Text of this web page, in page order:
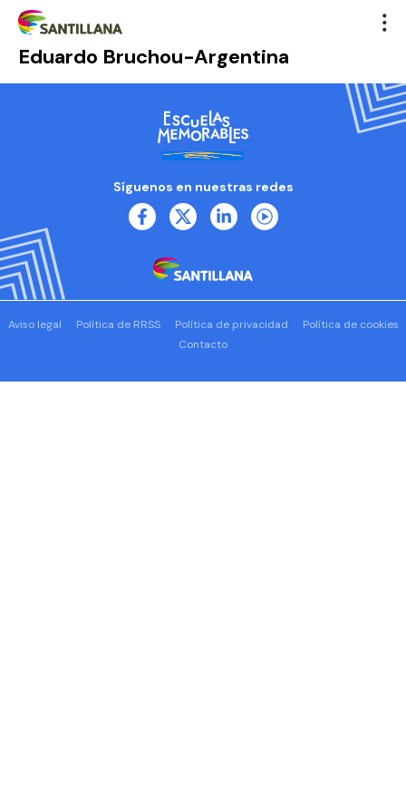
Eduardo Bruchou-Argentina
Síguenos en nuestras redes
Aviso legal Política de RRSS Política de privacidad
Política de cookies
Contacto